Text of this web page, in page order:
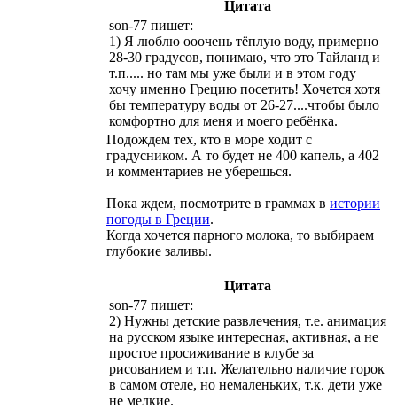
Цитата
son-77 пишет:
1) Я люблю ооочень тёплую воду, примерно
28-30 градусов, понимаю, что это Тайланд и
т.п..... но там мы уже были и в этом году
хочу именно Грецию посетить! Хочется хотя
бы температуру воды от 26-27....чтобы было
комфортно для меня и моего ребёнка.
Подождем тех, кто в море ходит с
градусником. А то будет не 400 капель, а 402
и комментариев не уберешься.
Пока ждем, посмотрите в граммах в истории
погоды в Греции.
Когда хочется парного молока, то выбираем
глубокие заливы.
Цитата
son-77 пишет:
2) Нужны детские развлечения, т.е. анимация
на русском языке интересная, активная, а не
простое просиживание в клубе за
рисованием и т.п. Желательно наличие горок
в самом отеле, но немаленьких, т.к. дети уже
не мелкие.